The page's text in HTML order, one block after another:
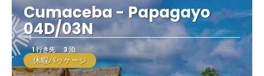
Cumaceba - Papagayo
04D/03N
1 行き先 3 泊
休暇パッケージ